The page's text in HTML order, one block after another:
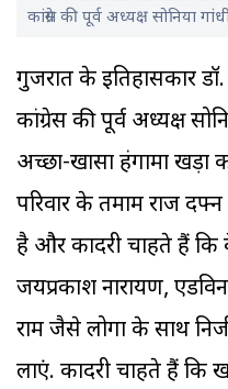
कांग्रेस की पूर्व अध्यक्ष सोनिया
गुजरात के इतिहासकार
कांग्रेस की पूर्व अध्यक्ष
अच्छा-खासा हंगामा खड़ा
परिवार के तमाम राज
है और कादरी चाहते हैं
जयप्रकाश नारायण,
राम जैसे लोगों के साथ
लाएं. कादरी चाहते हैं कि